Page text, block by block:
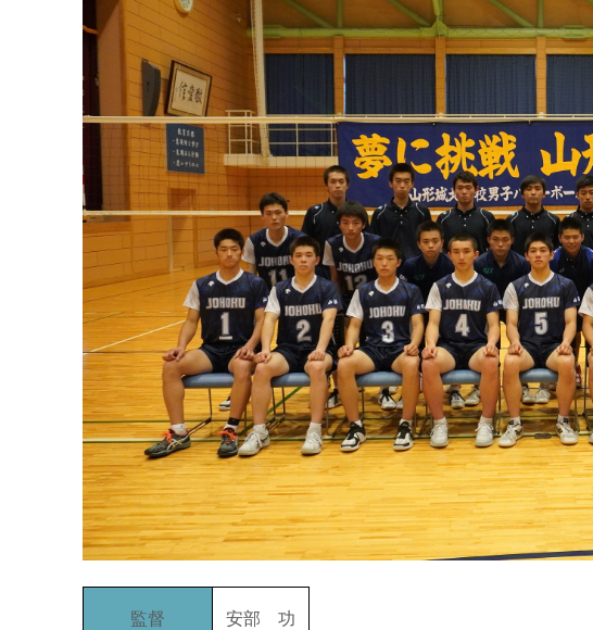
監督 安部 功